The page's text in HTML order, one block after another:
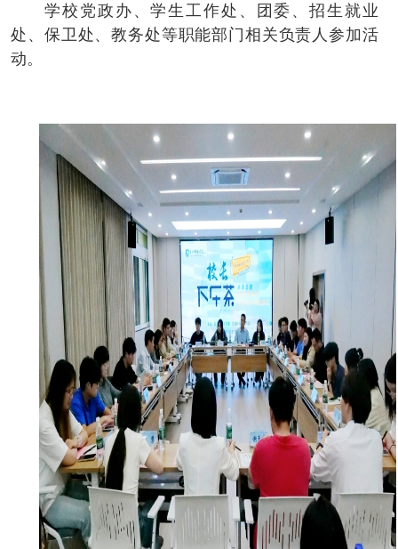
学校党政办、学生工作处、团委、招生就业
处、保卫处、教务处等职能部门相关负责人参加活
动。